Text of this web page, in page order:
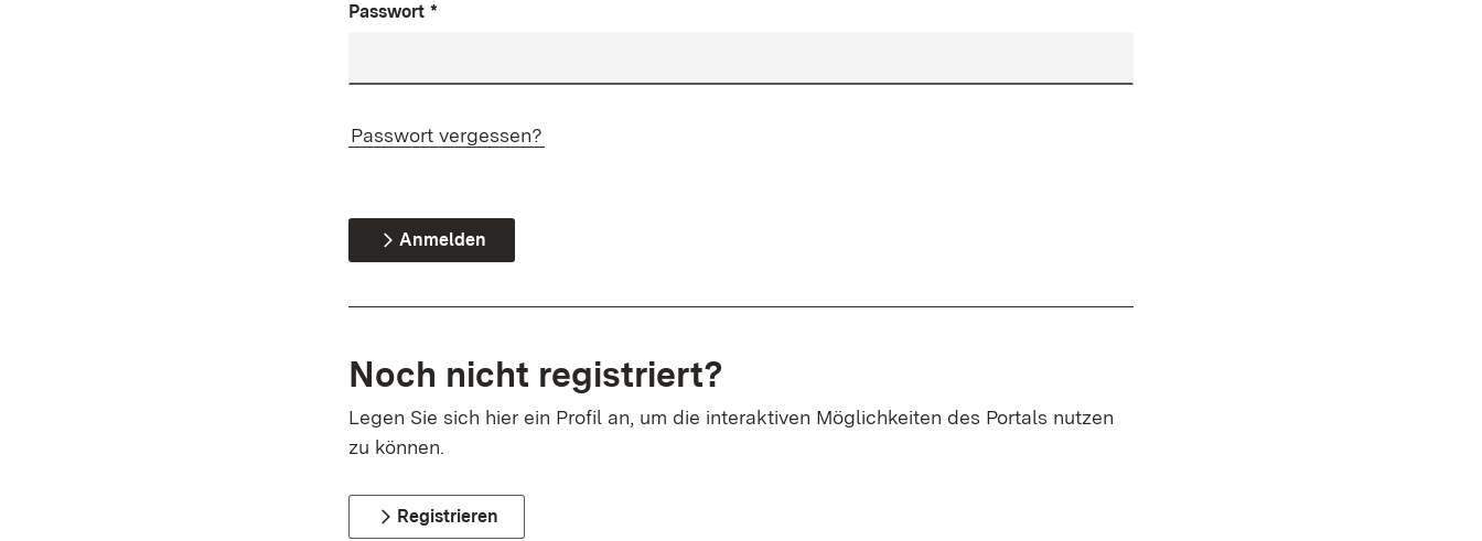
Passwort *
Passwort vergessen?
Anmelden
Noch nicht registriert?
Legen Sie sich hier ein Profil an, um die interaktiven Möglichkeiten des Portals nutzen
zu können.
Registrieren